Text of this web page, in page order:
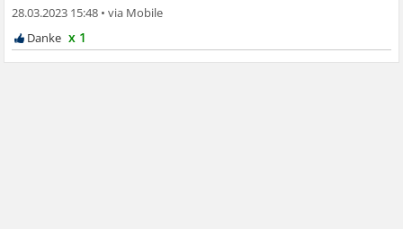
28.03.2023 15:48 •
x 1